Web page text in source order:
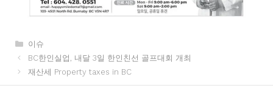
카
테
리
이슈
BC한인실업, 내달 3일 한인친선 골프대회 개최
재산세 Property taxes in BC